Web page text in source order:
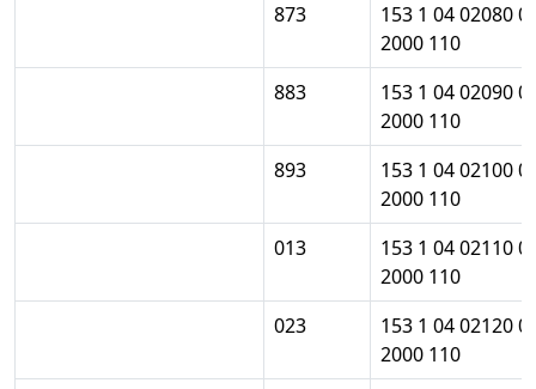
873
153 1 04 02080
2000 110
883
153 1 04 02090
2000 110
893
153 1 04 02100
2000 110
013
153 1 04 02110
2000 110
023
153 1 04 02120
2000 110